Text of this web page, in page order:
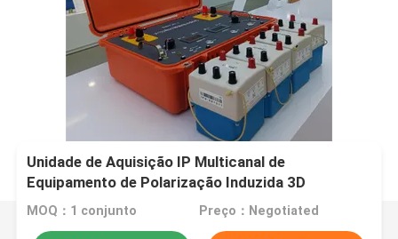
Unidade de Aquisição IP Multicanal de
Equipamento de Polarização Induzida 3D
Verdadeiro
MOQ：1 conjunto Preço：Negotiated